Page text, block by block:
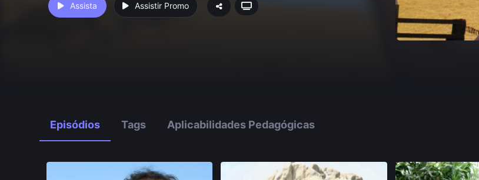
Assista Assistir Promo
Episódios Tags Aplicabilidades Pedagógicas